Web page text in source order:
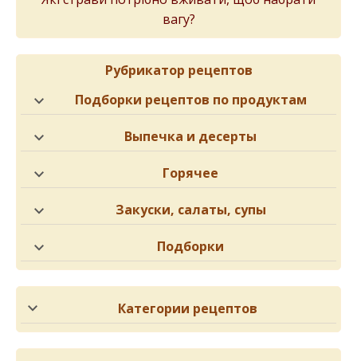
вагу?
Рубрикатор рецептов
Подборки рецептов по продуктам
Выпечка и десерты
Горячее
Закуски, салаты, супы
Подборки
Категории рецептов